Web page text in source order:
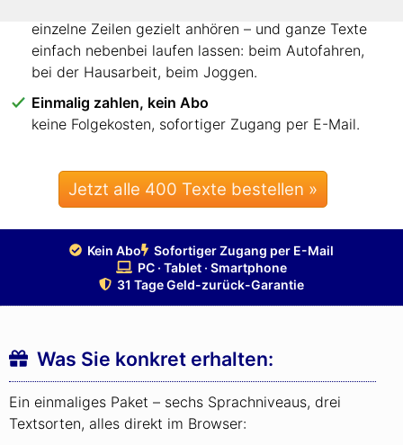
einzelne Zeilen gezielt anhören – und ganze Texte
einfach nebenbei laufen lassen: beim Autofahren,
bei der Hausarbeit, beim Joggen.
Einmalig zahlen, kein Abo
keine Folgekosten, sofortiger Zugang per E-Mail.
Jetzt alle 400 Texte bestellen »
Kein Abo
Sofortiger Zugang per E-Mail
PC · Tablet · Smartphone
31 Tage Geld-zurück-Garantie
Was Sie konkret erhalten:
Ein einmaliges Paket – sechs Sprachniveaus, drei
Textsorten, alles direkt im Browser: